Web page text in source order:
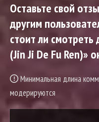
Оставьте свой
другим
стоит ли
(Jin Ji De Fu Ren)»
Минимальная длина
модерируются